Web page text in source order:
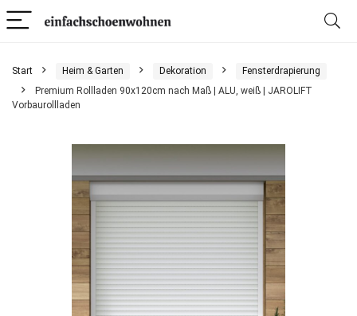
Start Heim & Garten Dekoration
Fensterdrapierung
Premium Rollladen 90x120cm nach Maß | ALU, weiß | JAROLIFT
Vorbaurollladen